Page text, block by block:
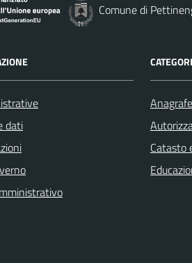
Comune di
dati
Catasto